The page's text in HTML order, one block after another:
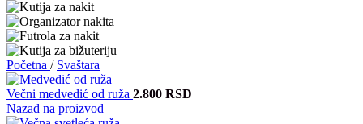
Početna / Svaštara
Večni medvedić od ruža 2.800 RSD
Nazad na proizvod